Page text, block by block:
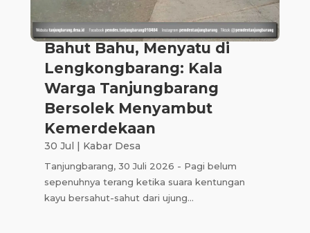
Bahut Bahu, Menyatu di
Lengkongbarang: Kala
Warga Tanjungbarang
Bersolek Menyambut
Kemerdekaan
30 Jul | Kabar Desa
Tanjungbarang, 30 Juli 2026 - Pagi belum
sepenuhnya terang ketika suara kentungan
kayu bersahut-sahut dari ujung...